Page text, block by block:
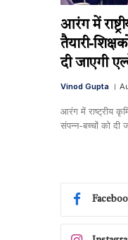
आरंग में
तैयारी-
दी जाएगी
Vinod Gupta
आरंग में राष्ट्रीय
संपन्न-बच्चों को दी